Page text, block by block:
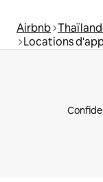
Airbnb
Locations